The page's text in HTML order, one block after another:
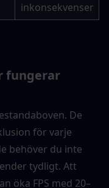
inkonsekvenser
fungerar
De
för varje
behöver du inte
tydligt. Att
öka FPS med 20–